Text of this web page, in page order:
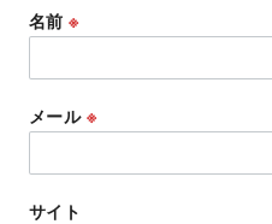
名前※
メール ※
サイト